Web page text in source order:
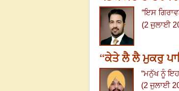
“ਇਸ
(2 ਜੁਲਾਈ
“ਕੇਤੇ ਲੈ ਲੈ ਮੁਕਰੁ
“ਮਨੁੱਖ ਨੂੰ ਇਹ
(2 ਜੁਲਾਈ